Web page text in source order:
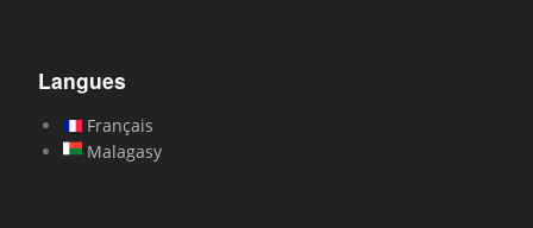
Langues
Français
Malagasy